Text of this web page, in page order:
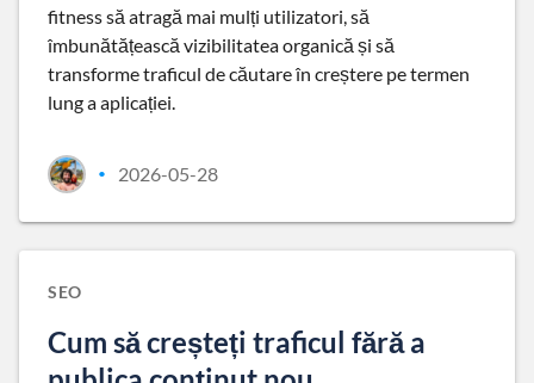
fitness să atragă mai mulți utilizatori, să
îmbunătățească vizibilitatea organică și să
transforme traficul de căutare în creștere pe termen
lung a aplicației.
• 2026-05-28
SEO
Cum să creșteți traficul fără a